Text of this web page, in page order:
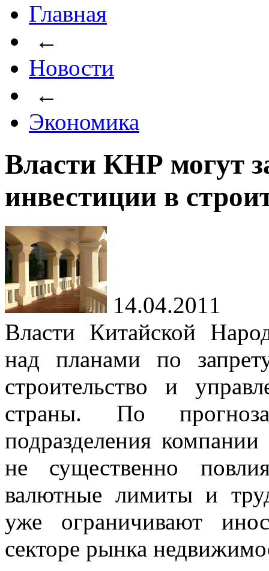
Главная
←
Новости
←
Экономика
Власти КНР могут
инвестиции в
14.04.2011
Власти Китайской
над планами по
строительство и
страны. По
подразделения
не существенно
валютные лимиты и
уже ограничивают
секторе рынка